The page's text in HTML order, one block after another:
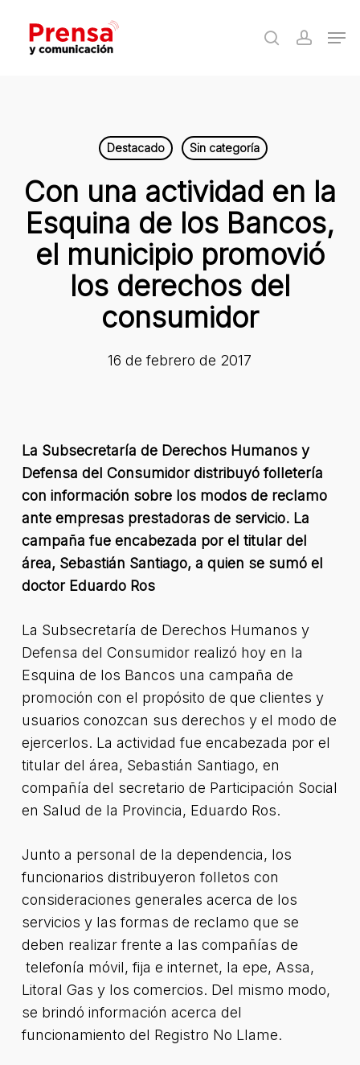
main
search
Destacado Sin categoría
Con una actividad en la
Esquina de los Bancos,
el municipio promovió
los derechos del
consumidor
16 de febrero de 2017
La Subsecretaría de Derechos Humanos y
Defensa del Consumidor distribuyó folletería
con información sobre los modos de reclamo
ante empresas prestadoras de servicio. La
campaña fue encabezada por el titular del
área, Sebastián Santiago, a quien se sumó el
doctor Eduardo Ros
La Subsecretaría de Derechos Humanos y
Defensa del Consumidor realizó hoy en la
Esquina de los Bancos una campaña de
promoción con el propósito de que clientes y
usuarios conozcan sus derechos y el modo de
ejercerlos. La actividad fue encabezada por el
titular del área, Sebastián Santiago, en
compañía del secretario de Participación Social
en Salud de la Provincia, Eduardo Ros.
Junto a personal de la dependencia, los
funcionarios distribuyeron folletos con
consideraciones generales acerca de los
servicios y las formas de reclamo que se
deben realizar frente a las compañías de
telefonía móvil, fija e internet, la epe, Assa,
Litoral Gas y los comercios. Del mismo modo,
se brindó información acerca del
funcionamiento del Registro No Llame.